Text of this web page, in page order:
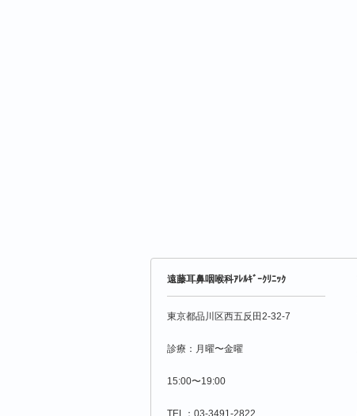
遠藤耳鼻咽喉科ｱﾚﾙｷﾞｰｸﾘﾆｯｸ
東京都品川区西五反田2-32-7
診療：月曜〜金曜
15:00〜19:00
TEL：03-3491-2822